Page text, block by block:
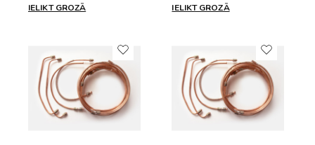
IELIKT GROZĀ IELIKT GROZĀ